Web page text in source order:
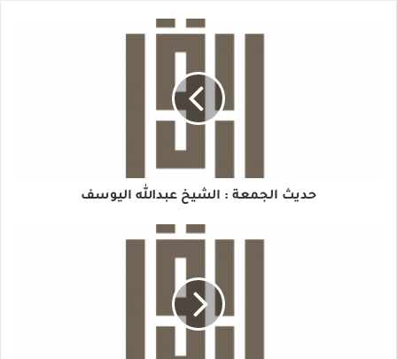
حديث الجمعة : الشيخ عبدالله اليوسف